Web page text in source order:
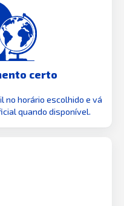
certo
no horário escolhido e vá
quando disponível.